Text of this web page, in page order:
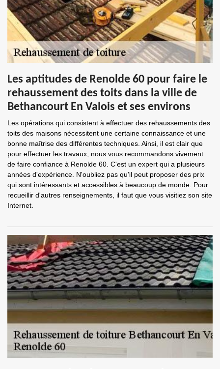
Les aptitudes de Renolde 60 pour faire le
rehaussement des toits dans la ville de
Bethancourt En Valois et ses environs
Les opérations qui consistent à effectuer des rehaussements des
toits des maisons nécessitent une certaine connaissance et une
bonne maîtrise des différentes techniques. Ainsi, il est clair que
pour effectuer les travaux, nous vous recommandons vivement
de faire confiance à Renolde 60. C'est un expert qui a plusieurs
années d'expérience. N'oubliez pas qu'il peut proposer des prix
qui sont intéressants et accessibles à beaucoup de monde. Pour
recueillir d'autres renseignements, il faut que vous visitiez son site
Internet.